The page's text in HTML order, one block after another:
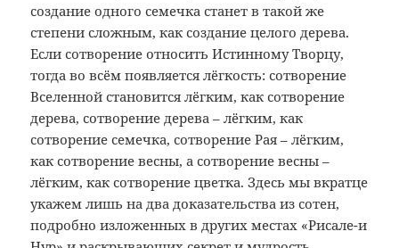
создание одного семечка станет в такой же
степени сложным, как создание целого дерева.
Если сотворение относить Истинному Творцу,
тогда во всём появляется лёгкость: сотворение
Вселенной становится лёгким, как сотворение
дерева, сотворение дерева – лёгким, как
сотворение семечка, сотворение Рая – лёгким,
как сотворение весны, а сотворение весны –
лёгким, как сотворение цветка. Здесь мы вкратце
укажем лишь на два доказательства из сотен,
подробно изложенных в других местах «Рисале-и